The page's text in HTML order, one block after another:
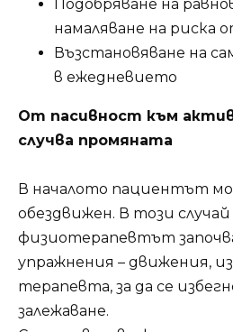
Подобряване на
намаляване на риска
Възстановяване на
в ежедневието
От пасивност към
случва промяната
В началото пациентът
обездвижен. В този случай
физиотерапевтът
упражнения – движения,
терапевта, за да се
залежаване.